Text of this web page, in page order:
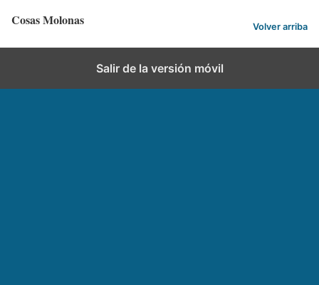
Cosas Molonas Volver arriba
Salir de la versión móvil